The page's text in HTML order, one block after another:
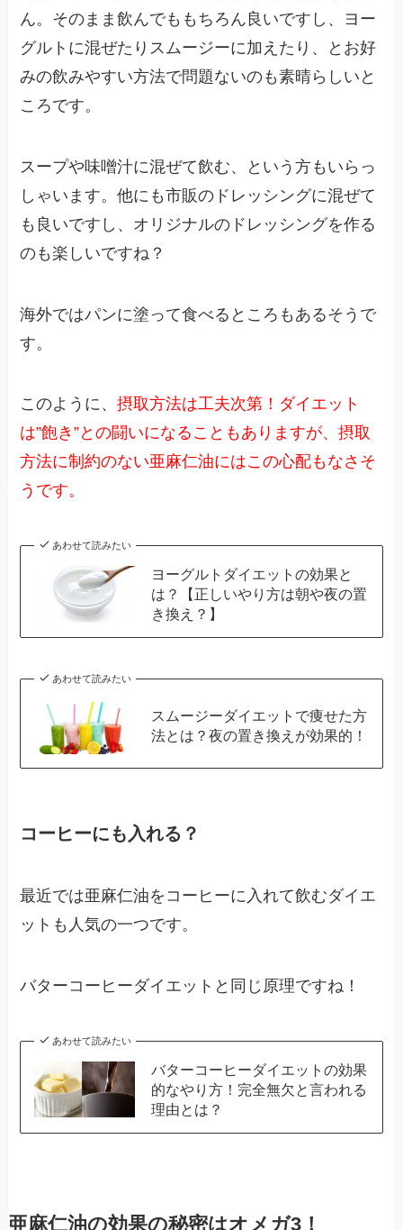
ん。そのまま飲んでももちろん良いですし、ヨー
グルトに混ぜたりスムージーに加えたり、とお好
みの飲みやすい方法で問題ないのも素晴らしいと
ころです。
スープや味噌汁に混ぜて飲む、という方もいらっ
しゃいます。他にも市販のドレッシングに混ぜて
も良いですし、オリジナルのドレッシングを作る
のも楽しいですね？
海外ではパンに塗って食べるところもあるそうで
す。
このように、摂取方法は工夫次第！ダイエット
は”飽き”との闘いになることもありますが、摂取
方法に制約のない亜麻仁油にはこの心配もなさそ
うです。
あわせて読みたい
ヨーグルトダイエットの効果と
は？【正しいやり方は朝や夜の置
き換え？】
あわせて読みたい
スムージーダイエットで痩せた方
法とは？夜の置き換えが効果的！
コーヒーにも入れる？
最近では亜麻仁油をコーヒーに入れて飲むダイエ
ットも人気の一つです。
バターコーヒーダイエットと同じ原理ですね！
あわせて読みたい
バターコーヒーダイエットの効果
的なやり方！完全無欠と言われる
理由とは？
亜麻仁油の効果の秘密はオメガ3！